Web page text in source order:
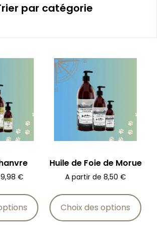
par catégorie
9,98 €
Huile de Foie de Morue
A partir de 8,50 €
Choix des options